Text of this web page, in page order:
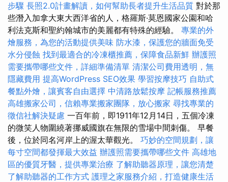
步驟 長照2.0計畫解讀，如何幫助長者提升生活品質 對於那
些潛入加拿大東大西洋省的人，格羅斯·莫恩國家公園和哈
利法克斯和聖約翰城市的美麗都有特殊的經驗。 專業的外
燴服務，為您的活動提供美味 防水漆，保護您的牆面免受
水分侵蝕 找到最適合的冷凍櫃推薦，保障食品新鮮 辦護照
需要攜帶哪些文件，詳細準備清單 清潔公司費用透明，無
隱藏費用 提高WordPress SEO效果 學習按摩技巧 自助式
餐點外燴，讓賓客自由選擇 中清路放鬆按摩 記帳服務推薦
高雄搬家公司，信賴專業搬家團隊，放心搬家 尋找專業的
徵信社解決疑慮 一百年前，即1911年12月14日，五個冷凍
的微笑人物圍繞著挪威國旗在無限的雪場中間刺傷。 早餐
後，位於同名河岸上的渥太華觀光。 巧妙的空間規劃，讓
每寸空間都發揮最大效益 辦護照需要攜帶哪些文件 高雄地
區的優質牙醫，提供專業治療 了解助聽器原理，讓您清楚
了解助聽器的工作方式 護理之家服務介紹，打造健康生活